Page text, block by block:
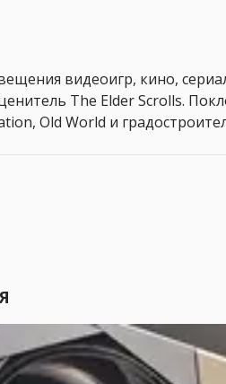
видеоигр, кино,
The Elder Scrolls.
Old World и